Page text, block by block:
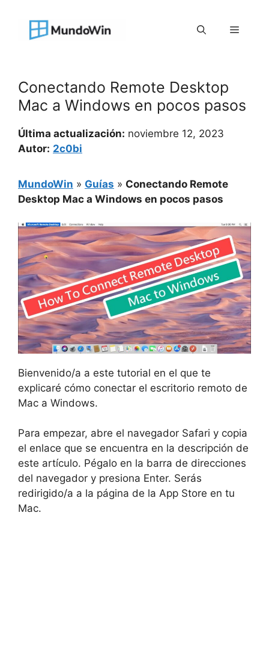
contenido
Menú
Conectando Remote Desktop
Mac a Windows en pocos pasos
Última actualización: noviembre 12, 2023
Autor: 2c0bi
MundoWin » Guías » Conectando Remote
Desktop Mac a Windows en pocos pasos
Bienvenido/a a este tutorial en el que te
explicaré cómo conectar el escritorio remoto de
Mac a Windows.
Para empezar, abre el navegador Safari y copia
el enlace que se encuentra en la descripción de
este artículo. Pégalo en la barra de direcciones
del navegador y presiona Enter. Serás
redirigido/a a la página de la App Store en tu
Mac.